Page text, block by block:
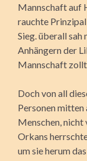
Mannschaft auf
rauchte
Sieg. überall sah
Anhängern der
Mannschaft
Doch von all
Personen mitten
Menschen, nicht
Orkans
um sie herum